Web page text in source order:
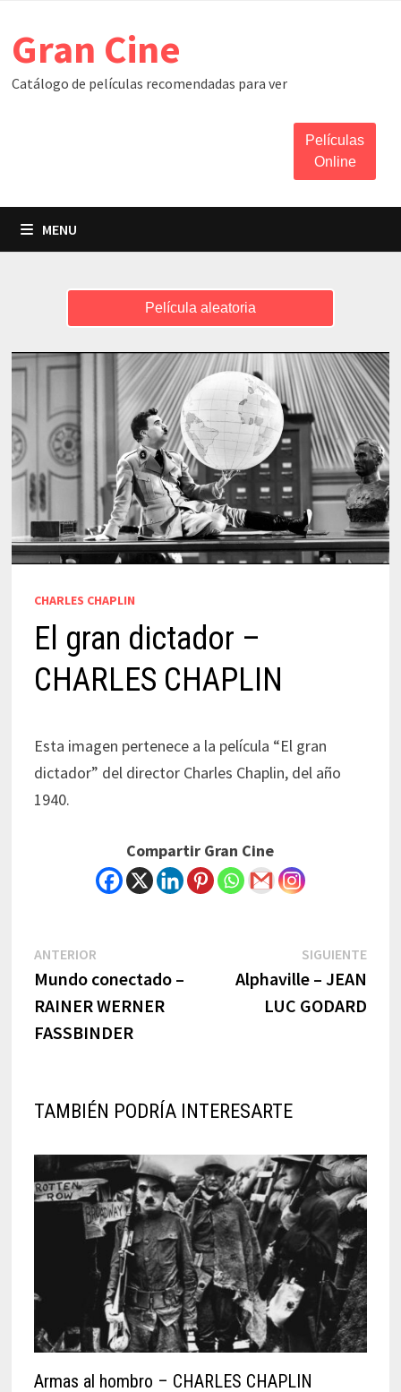
content
Gran Cine
Catálogo de películas recomendadas para ver
Películas
Online
MENU
Película aleatoria
CHARLES CHAPLIN
El gran dictador –
CHARLES CHAPLIN
Esta imagen pertenece a la película “El gran
dictador” del director Charles Chaplin, del año
1940.
Compartir Gran Cine
Navegación
de
entradas
ANTERIOR
post:
Mundo conectado –
RAINER WERNER
FASSBINDER
SIGUIENTENext
Alphaville – JEAN
LUC GODARD
TAMBIÉN PODRÍA INTERESARTE
Armas al hombro – CHARLES CHAPLIN